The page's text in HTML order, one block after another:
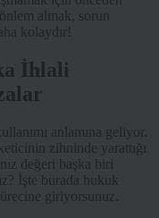
almak, sorun
kolaydır!
İhlali
anlamına geliyor.
zihninde yarattığı
değeri başka biri
İşte burada hukuk
giriyorsunuz.